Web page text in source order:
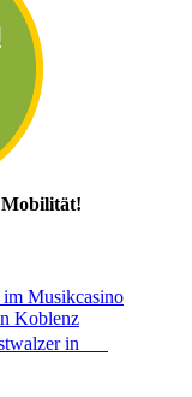
Mobilität!
im Musikcasino
Koblenz
in